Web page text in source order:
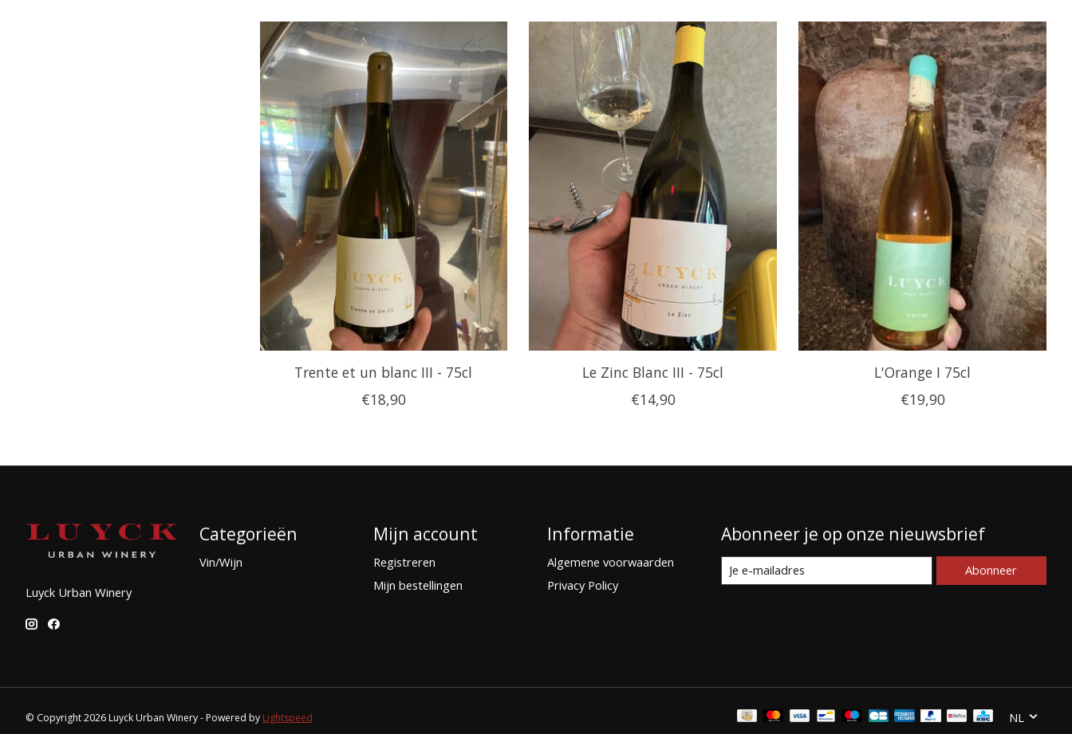
Trente et un blanc III - 75cl
€18,90
Le Zinc Blanc III - 75cl
€14,90
L'Orange I 75cl
€19,90
Luyck Urban Winery
Categorieën
Vin/Wijn
Mijn account
Registreren
Mijn bestellingen
Informatie
Algemene voorwaarden
Privacy Policy
Abonneer je op onze nieuwsbrief
Abonneer
© Copyright 2026 Luyck Urban Winery - Powered by Lightspeed NL